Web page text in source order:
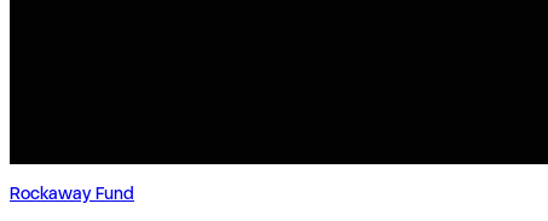
Rockaway Fund